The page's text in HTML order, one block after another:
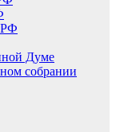
Думе
собрании